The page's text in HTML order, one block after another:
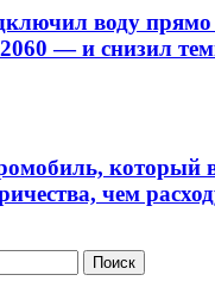
воду
— и снизил
который
чем